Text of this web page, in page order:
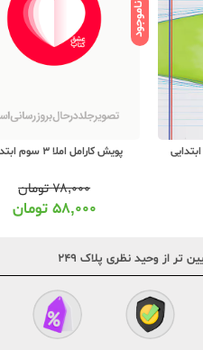
ناموجود
پویش کارامل املا 3 سوم ابتدایی
۷۸,۰۰۰تومان
۵۸,۰۰۰ تومان